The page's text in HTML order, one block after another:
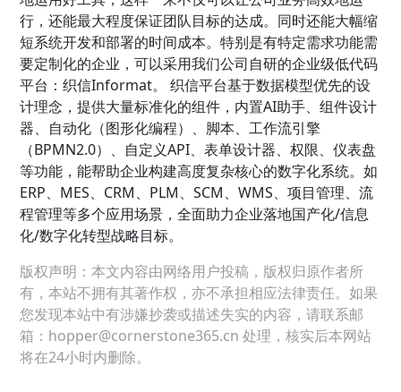
行，还能最大程度保证团队目标的达成。同时还能大幅缩
短系统开发和部署的时间成本。特别是有特定需求功能需
要定制化的企业，可以采用我们公司自研的企业级低代码
平台：织信Informat。 织信平台基于数据模型优先的设
计理念，提供大量标准化的组件，内置AI助手、组件设计
器、自动化（图形化编程）、脚本、工作流引擎
（BPMN2.0）、自定义API、表单设计器、权限、仪表盘
等功能，能帮助企业构建高度复杂核心的数字化系统。如
ERP、MES、CRM、PLM、SCM、WMS、项目管理、流
程管理等多个应用场景，全面助力企业落地国产化/信息
化/数字化转型战略目标。
版权声明：本文内容由网络用户投稿，版权归原作者所
有，本站不拥有其著作权，亦不承担相应法律责任。如果
您发现本站中有涉嫌抄袭或描述失实的内容，请联系邮
箱：hopper@cornerstone365.cn 处理，核实后本网站
将在24小时内删除。